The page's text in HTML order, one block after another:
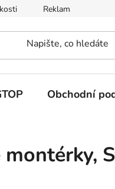
Reklamace a vrácení
Obchodní
montérky,